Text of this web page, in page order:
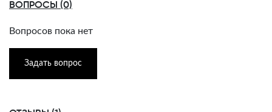
ВОПРОСЫ (0)
Вопросов пока нет
Задать вопрос